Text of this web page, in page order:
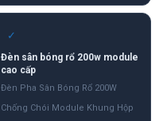
✓
Đèn sân bóng rổ 200w module
cao cấp
Đèn Pha Sân Bóng Rổ 200W
Chống Chói Module Khung Hộp